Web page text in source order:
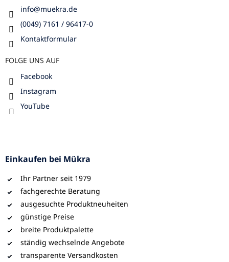
info@muekra.de
(0049) 7161 / 96417-0
Kontaktformular
FOLGE UNS AUF
Facebook
Instagram
YouTube
Einkaufen bei Mükra
Ihr Partner seit 1979
fachgerechte Beratung
ausgesuchte Produktneuheiten
günstige Preise
breite Produktpalette
ständig wechselnde Angebote
transparente Versandkosten